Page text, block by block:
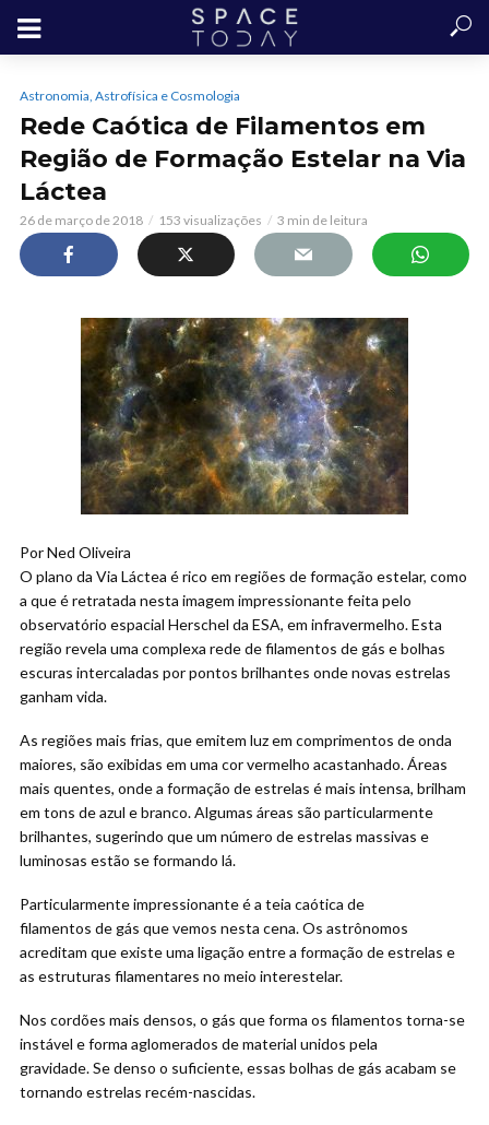
Astronomia, Astrofísica e Cosmologia
Rede Caótica de Filamentos em
Região de Formação Estelar na Via
Láctea
26 de março de 2018 153 visualizações 3 min de leitura
Por Ned Oliveira
O plano da Via Láctea é rico em regiões de formação estelar, como
a que é retratada nesta imagem impressionante feita pelo
observatório espacial Herschel da ESA, em infravermelho. Esta
região revela uma complexa rede de filamentos de gás e bolhas
escuras intercaladas por pontos brilhantes onde novas estrelas
ganham vida.
As regiões mais frias, que emitem luz em comprimentos de onda
maiores, são exibidas em uma cor vermelho acastanhado. Áreas
mais quentes, onde a formação de estrelas é mais intensa, brilham
em tons de azul e branco. Algumas áreas são particularmente
brilhantes, sugerindo que um número de estrelas massivas e
luminosas estão se formando lá.
Particularmente impressionante é a teia caótica de
filamentos de gás que vemos nesta cena. Os astrônomos
acreditam que existe uma ligação entre a formação de estrelas e
as estruturas filamentares no meio interestelar.
Nos cordões mais densos, o gás que forma os filamentos torna-se
instável e forma aglomerados de material unidos pela
gravidade. Se denso o suficiente, essas bolhas de gás acabam se
tornando estrelas recém-nascidas.